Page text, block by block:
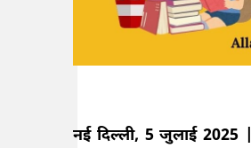
नई दिल्ली, 5 जुलाई 2025 |